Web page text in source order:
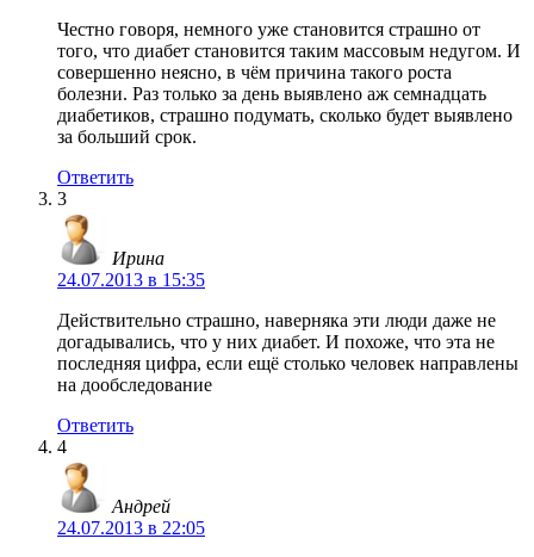
Честно говоря, немного уже становится страшно от
того, что диабет становится таким массовым недугом. И
совершенно неясно, в чём причина такого роста
болезни. Раз только за день выявлено аж семнадцать
диабетиков, страшно подумать, сколько будет выявлено
за больший срок.
Ответить
3
Ирина
24.07.2013 в 15:35
Действительно страшно, наверняка эти люди даже не
догадывались, что у них диабет. И похоже, что эта не
последняя цифра, если ещё столько человек направлены
на дообследование
Ответить
4
Андрей
24.07.2013 в 22:05